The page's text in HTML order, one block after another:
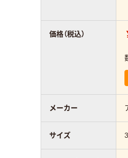
価格（税込）
メーカー
サイズ